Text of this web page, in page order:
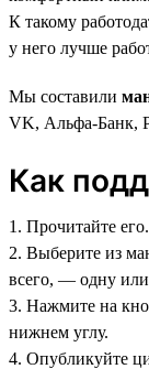
К такому
у него лучше
Мы составили
VK, Альфа-Банк,
Как
1. Прочитайте его.
2. Выберите из
всего, — одну или
3. Нажмите на
нижнем углу.
4. Опубликуйте